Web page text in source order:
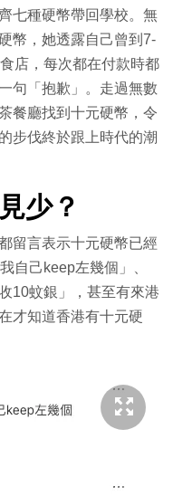
七種硬幣帶回學校。無
幣，她透露自己曾到7-
店，每次都在付款時都
句「抱歉」。走過無數
餐廳找到十元硬幣，令
步伐終於跟上時代的潮
少？
留言表示十元硬幣已經
自己keep左幾個」、
10蚊銀」，甚至有來港
才知道香港有十元硬